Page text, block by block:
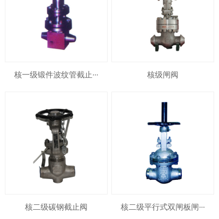
核一级锻件波纹管截止··· 核级闸阀
核二级碳钢截止阀 核二级平行式双闸板闸···